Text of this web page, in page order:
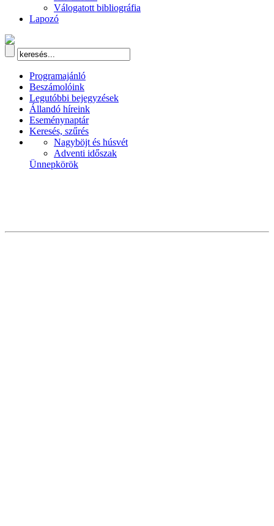
Válogatott bibliográfia
Lapozó
Programajánló
Beszámolóink
Legutóbbi bejegyzések
Állandó híreink
Eseménynaptár
Keresés, szűrés
Nagyböjt és húsvét
Adventi időszak
Ünnepkörök